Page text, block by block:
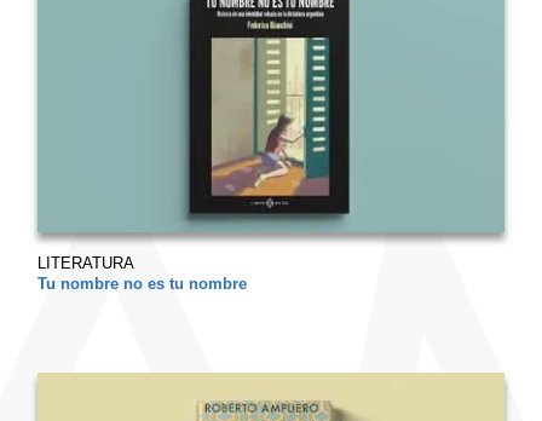
LITERATURA
Tu nombre no es tu nombre